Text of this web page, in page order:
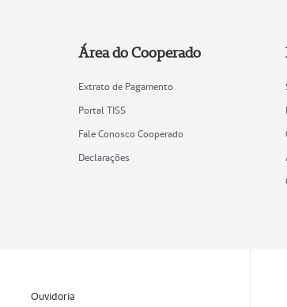
Área do Cooperado
Extrato de Pagamento
Portal TISS
Fale Conosco Cooperado
Declarações
Ouvidoria